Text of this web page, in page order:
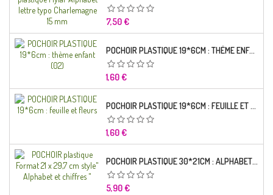
Prix
7,50 €
POCHOIR PLASTIQUE 19*6CM : THÈME ENFANT (02)
Prix
1,60 €
POCHOIR PLASTIQUE 19*6CM : FEUILLE ET FLEURS
Prix
1,60 €
POCHOIR PLASTIQUE 30*21CM : ALPHABET (02)
Prix
5,90 €